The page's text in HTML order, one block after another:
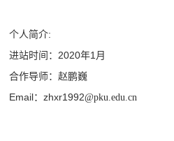
个人简介:
进站时间：2020年1月
合作导师：赵鹏巍
Email：zhxr1992@pku.edu.cn